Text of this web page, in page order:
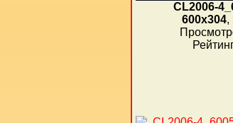
CL2006-
600x304,